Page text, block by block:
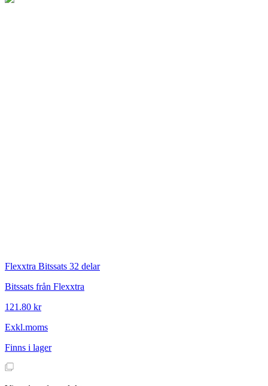
Flexxtra Bitssats 32 delar
Bitssats från Flexxtra
121.80 kr
Exkl.moms
Finns i lager